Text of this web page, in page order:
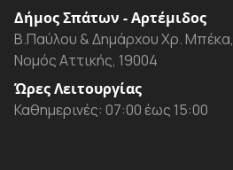
Δήμος Σπάτων - Αρτέμιδος
Β.Παύλου & Δημάρχου Χρ.
Νομός Αττικής, 19004
Ώρες Λειτουργίας
Καθημερινές: 07:00 έως 15:00